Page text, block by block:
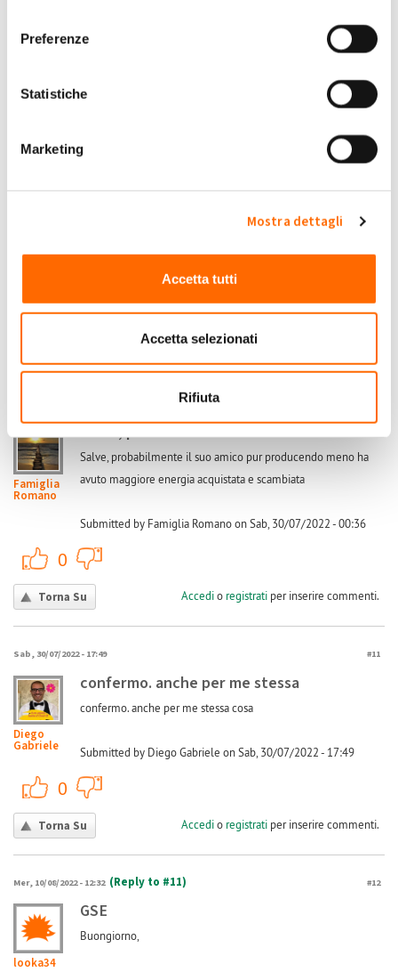
Preferenze
Statistiche
Marketing
Mostra dettagli
Accetta tutti
Accetta selezionati
Rifiuta
Submitted by Raffaele5 on Dom, 24/07/2022 - 13:50
Gigi.g65
Submitted by Gigi.g65 on Gio, 28/07/2022 - 09:39
+1
0 -1
Accedioregistrati
(Reply to #9)
Famiglia
Romano
Salve, probabilmente il suo
Salve, probabilmente il suo amico pur producendo meno ha
avuto maggiore energia acquistata e scambiata
Submitted by Famiglia Romano on Sab, 30/07/2022 - 00:36
0
Torna Su Accedio registratiper inserire commenti.
Sab, 30/07/2022 - 17:49 #11
Diego
Gabriele
confermo. anche per me stessa
confermo. anche per me stessa cosa
Submitted by Diego Gabriele on Sab, 30/07/2022 - 17:49
0
Torna Su Accedio registratiper inserire commenti.
Mer, 10/08/2022 - 12:32 (Reply to #11) #12
looka34
GSE
Buongiorno,